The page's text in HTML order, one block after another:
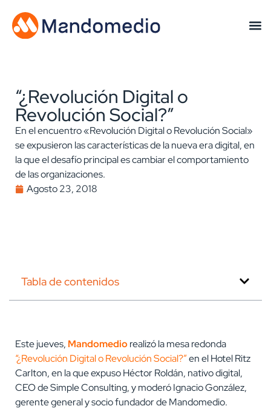
“¿Revolución Digital o
Revolución Social?”
En el encuentro «Revolución Digital o Revolución Social»
se expusieron las características de la nueva era digital, en
la que el desafío principal es cambiar el comportamiento
de las organizaciones.
Agosto 23, 2018
Tabla de contenidos
Este jueves, Mandomediorealizó la mesa redonda
“¿Revolución Digital o Revolución Social?”en el Hotel Ritz
Carlton, en la que expuso Héctor Roldán, nativo digital,
CEO de Simple Consulting, y moderó Ignacio González,
gerente general y socio fundador de Mandomedio.